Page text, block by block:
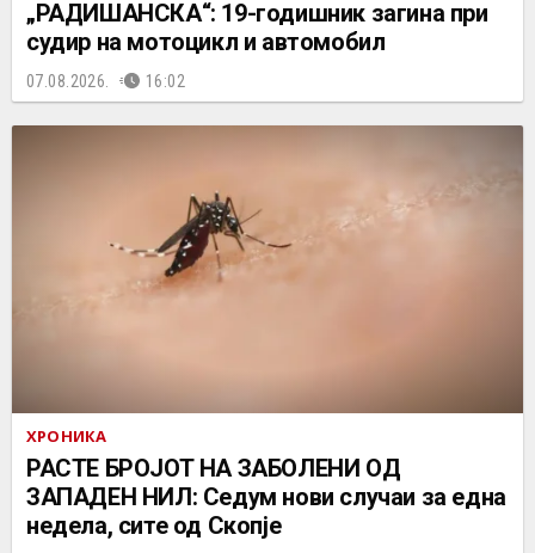
„РАДИШАНСКА“: 19-годишник загина при
судир на мотоцикл и автомобил
07.08.2026. 16:02
ХРОНИКА
РАСТЕ БРОЈОТ НА ЗАБОЛЕНИ ОД
ЗАПАДЕН НИЛ: Седум нови случаи за една
недела, сите од Скопје